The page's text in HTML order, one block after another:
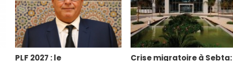
PLF 2027 : le
Crise migratoire à Sebta: